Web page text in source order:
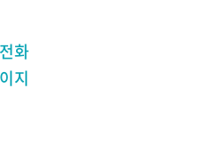
화
지